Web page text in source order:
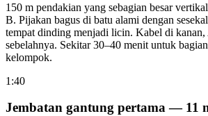
150 m pendakian yang sebagian besar
B. Pijakan bagus di batu alami dengan
tempat dinding menjadi licin. Kabel di kanan,
sebelahnya. Sekitar 30–40 menit untuk
kelompok.
1:40
Jembatan gantung pertama — 11